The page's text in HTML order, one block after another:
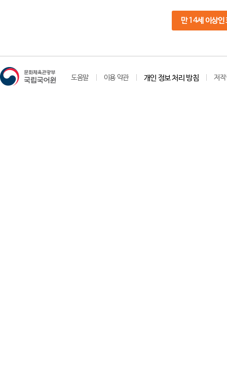
만 14세 이상인
도움말 이용 약관 개인 정보 처리 방침 저